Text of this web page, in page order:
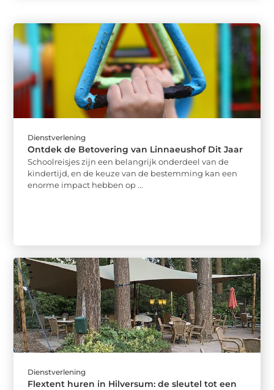
Dienstverlening
Ontdek de Betovering van Linnaeushof Dit Jaar
Schoolreisjes zijn een belangrijk onderdeel van de
kindertijd, en de keuze van de bestemming kan een
enorme impact hebben op ...
Dienstverlening
Flextent huren in Hilversum: de sleutel tot een